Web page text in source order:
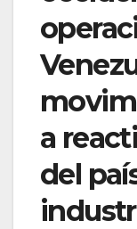
a
del